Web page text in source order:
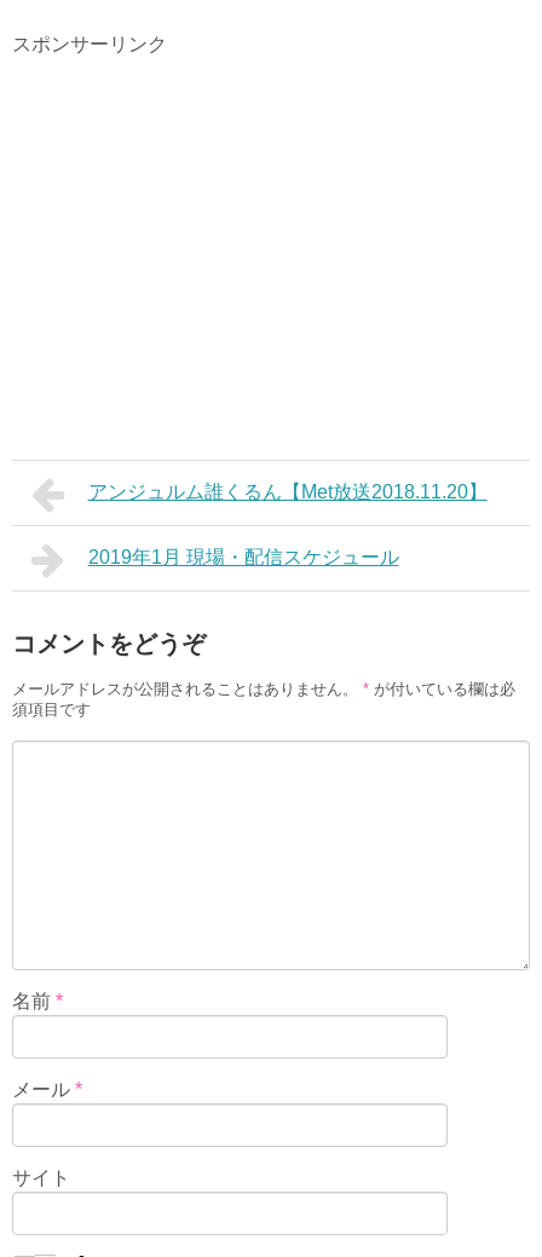
スポンサーリンク
アンジュルム誰くるん【Met放送2018.11.20】
2019年1月 現場・配信スケジュール
コメントをどうぞ
メールアドレスが公開されることはありません。 * が付いている欄は必
須項目です
名前 *
メール *
サイト